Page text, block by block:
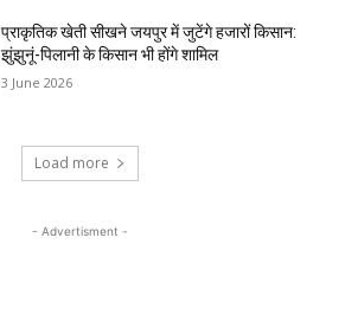
प्राकृतिक खेती सीखने जयपुर में जुटेंगे हजारों किसान:
झुंझुनूं-पिलानी के किसान भी होंगे शामिल
3 June 2026
Load more
- Advertisment -